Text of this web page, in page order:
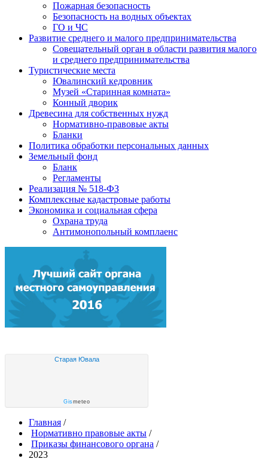
Пожарная безопасность
Безопасность на водных объектах
ГО и ЧС
Развитие среднего и малого предпринимательства
Совещательный орган в области развития малого
и среднего предпринимательства
Туристические места
Ювалинский кедровник
Музей «Старинная комната»
Конный дворик
Древесина для собственных нужд
Нормативно-правовые акты
Бланки
Политика обработки персональных данных
Земельный фонд
Бланк
Регламенты
Реализация № 518-ФЗ
Комплексные кадастровые работы
Экономика и социальная сфера
Охрана труда
Антимонопольный комплаенс
Старая Ювала
Gismeteo
Главная /
Нормативно правовые акты /
Приказы финансового органа /
2023